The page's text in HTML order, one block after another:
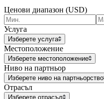
Ценови диапазон (USD)
Услуга
Изберете услуга
Местоположение
Изберете местоположение
Ниво на партньор
Изберете ниво на партньорство
Отрасъл
Изберете отрасъл